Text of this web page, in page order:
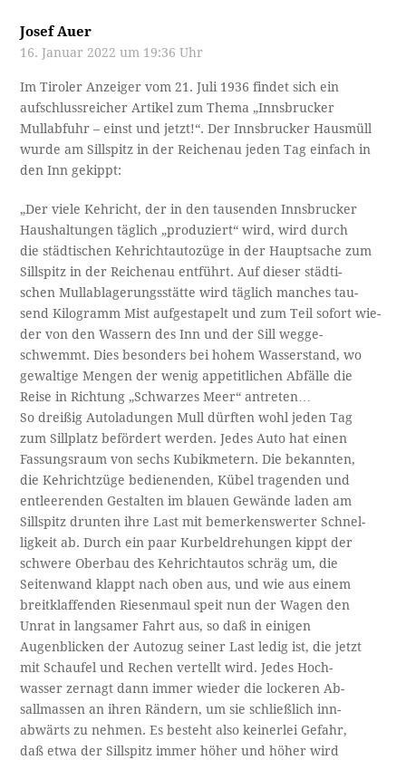
Josef Auer
16. Januar 2022 um 19:36 Uhr
Im Tiroler Anzeiger vom 21. Juli 1936 findet sich ein
aufschlussreicher Artikel zum Thema „Innsbrucker
Mullabfuhr – einst und jetzt!“. Der Innsbrucker Hausmüll
wurde am Sillspitz in der Reichenau jeden Tag einfach in
den Inn gekippt:
„Der viele Kehricht, der in den tausenden Innsbrucker
Haushaltungen täglich „produziert“ wird, wird durch
die städtischen Kehrichtautozüge in der Hauptsache zum
Sillspitz in der Reichenau entführt. Auf dieser städti-
schen Mullablagerungsstätte wird täglich manches tau­-
send Kilogramm Mist aufgestapelt und zum Teil sofort wie­-
der von den Wassern des Inn und der Sill wegge­-
schwemmt. Dies besonders bei hohem Wasserstand, wo
gewaltige Mengen der wenig appetitlichen Abfälle die
Reise in Richtung „Schwarzes Meer“ antreten…
So dreißig Autoladungen Mull dürften wohl jeden Tag
zum Sillplatz befördert werden. Jedes Auto hat einen
Fassungsraum von sechs Kubikmetern. Die bekannten,
die Kehrichtzüge bedienenden, Kübel tragenden und
entleerenden Gestalten im blauen Gewände laden am
Sillspitz drunten ihre Last mit bemerkenswerter Schnel­-
ligkeit ab. Durch ein paar Kurbeldrehungen kippt der
schwere Oberbau des Kehrichtautos schräg um, die
Seitenwand klappt nach oben aus, und wie aus einem
breitklaffenden Riesenmaul speit nun der Wagen den
Unrat in langsamer Fahrt aus, so daß in einigen
Augenblicken der Autozug seiner Last ledig ist, die jetzt
mit Schaufel und Rechen vertellt wird. Jedes Hoch­-
wasser zernagt dann immer wieder die lockeren Ab-
sallmassen an ihren Rändern, um sie schließlich inn-
abwärts zu nehmen. Es besteht also keinerlei Gefahr,
daß etwa der Sillspitz immer höher und höher wird